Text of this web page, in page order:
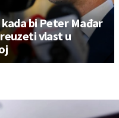
bi Peter Mađar
vlast u